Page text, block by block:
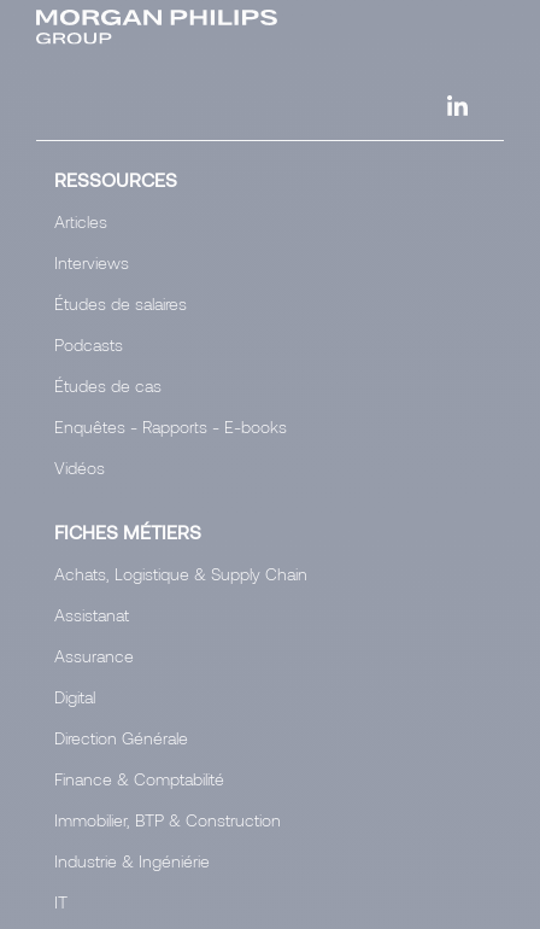
RESSOURCES
Articles
Interviews
Études de salaires
Podcasts
Études de cas
Enquêtes - Rapports - E-books
Vidéos
FICHES MÉTIERS
Achats, Logistique & Supply Chain
Assistanat
Assurance
Digital
Direction Générale
Finance & Comptabilité
Immobilier, BTP & Construction
Industrie & Ingéniérie
IT